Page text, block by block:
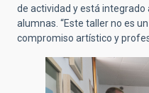
de actividad y está
alumnas. “Este taller no es
compromiso artístico y